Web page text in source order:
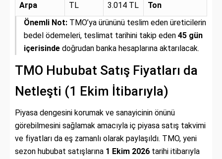
Arpa
TL
3.014 TL
Ton
Önemli Not: TMO’ya ürününü teslim eden üreticilerin
bedel ödemeleri, teslimat tarihini takip eden 45 gün
içerisinde doğrudan banka hesaplarına aktarılacak.
TMO Hububat Satış Fiyatları da
Netleşti (1 Ekim İtibarıyla)
Piyasa dengesini korumak ve sanayicinin önünü
görebilmesini sağlamak amacıyla iç piyasa satış takvimi
ve fiyatları da eş zamanlı olarak paylaşıldı. TMO, yeni
sezon hububat satışlarına 1 Ekim 2026 tarihi itibarıyla